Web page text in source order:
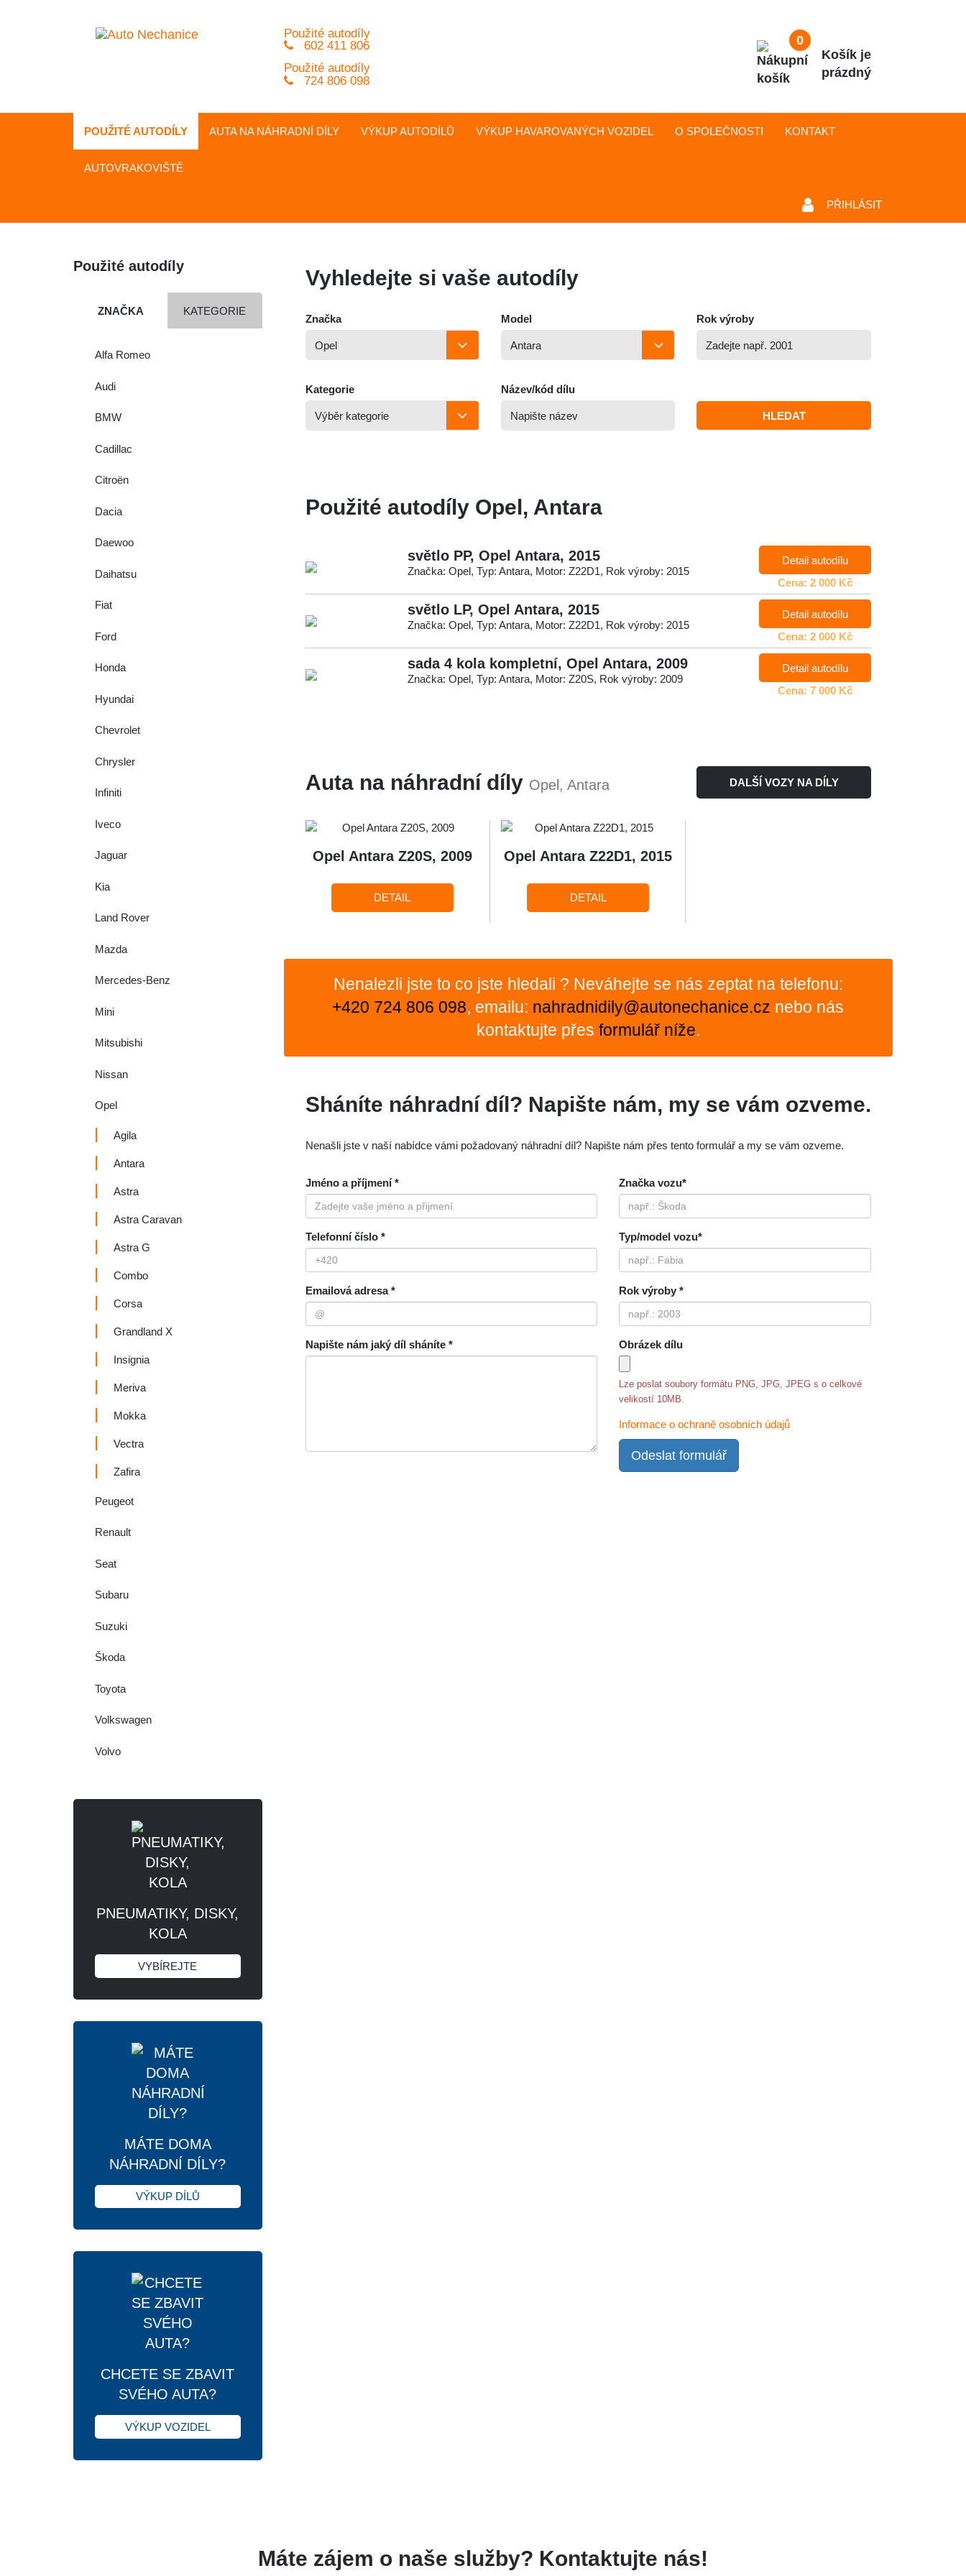
Použité autodíly
602 411 806
Použité autodíly
724 806 098
POUŽITÉ AUTODÍLY AUTA NA NÁHRADNÍ DÍLY VÝKUP AUTODÍLŮ VÝKUP HAVAROVANÝCH VOZIDEL O SPOLEČNOSTI KONTAKT
AUTOVRAKOVIŠTĚ
PŘIHLÁSIT
0
Košík je
prázdný
Použité autodíly
ZNAČKA KATEGORIE
Alfa Romeo
Audi
BMW
Cadillac
Citroën
Dacia
Daewoo
Daihatsu
Fiat
Ford
Honda
Hyundai
Chevrolet
Chrysler
Infiniti
Iveco
Jaguar
Kia
Land Rover
Mazda
Mercedes-Benz
Mini
Mitsubishi
Nissan
Opel
Agila
Antara
Astra
Astra Caravan
Astra G
Combo
Corsa
Grandland X
Insignia
Meriva
Mokka
Vectra
Zafira
Peugeot
Renault
Seat
Subaru
Suzuki
Škoda
Toyota
Volkswagen
Volvo
PNEUMATIKY, DISKY,
KOLA
VYBÍREJTE
MÁTE DOMA
NÁHRADNÍ DÍLY?
VÝKUP DÍLŮ
CHCETE SE ZBAVIT
SVÉHO AUTA?
VÝKUP VOZIDEL
Vyhledejte si vaše autodíly
Značka Model Rok výroby
Kategorie Název/kód dílu
HLEDAT
Použité autodíly Opel, Antara
světlo PP, Opel Antara, 2015
Značka: Opel, Typ: Antara, Motor: Z22D1, Rok výroby: 2015
Detail autodílu
Cena: 2 000 Kč
světlo LP, Opel Antara, 2015
Značka: Opel, Typ: Antara, Motor: Z22D1, Rok výroby: 2015
Detail autodílu
Cena: 2 000 Kč
sada 4 kola kompletní, Opel Antara, 2009
Značka: Opel, Typ: Antara, Motor: Z20S, Rok výroby: 2009
Detail autodílu
Cena: 7 000 Kč
Auta na náhradní díly Opel, Antara DALŠÍ VOZY NA DÍLY
Opel Antara Z20S, 2009
DETAIL
Opel Antara Z22D1, 2015
DETAIL
Nenalezli jste to co jste hledali ? Neváhejte se nás zeptat na telefonu:
+420 724 806 098, emailu: nahradnidily@autonechanice.cz nebo nás
kontaktujte přes formulář níže.
Sháníte náhradní díl? Napište nám, my se vám ozveme.
Nenašli jste v naší nabídce vámi požadovaný náhradní díl? Napište nám přes tento formulář a my se vám ozveme.
Jméno a příjmení *
Telefonní číslo *
Emailová adresa *
Napište nám jaký díl sháníte *
Značka vozu*
Typ/model vozu*
Rok výroby *
Obrázek dílu
Lze poslat soubory formátu PNG, JPG, JPEG s o celkové
velikostí 10MB.
Informace o ochraně osobních údajů
Odeslat formulář
Máte zájem o naše služby? Kontaktujte nás!